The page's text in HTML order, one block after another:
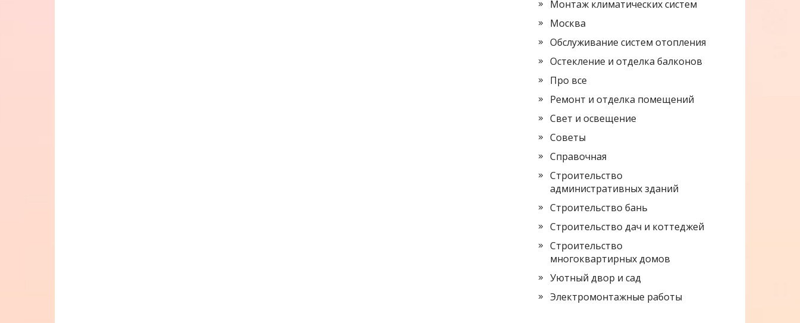
Монтаж климатических систем
Москва
Обслуживание систем отопления
Остекление и отделка балконов
Про все
Ремонт и отделка помещений
Свет и освещение
Советы
Справочная
Строительство
административных зданий
Строительство бань
Строительство дач и коттеджей
Строительство
многоквартирных домов
Уютный двор и сад
Электромонтажные работы